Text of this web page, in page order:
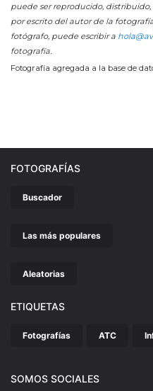
puede ser reproducido,
por escrito del autor de la
fotógrafo, puede escribir a
fotografía.
Fotografía agregada a la base de
FOTOGRAFÍAS
Buscador
Las más populares
Aleatorias
ETIQUETAS
Fotografías ATC
SOMOS SOCIALES